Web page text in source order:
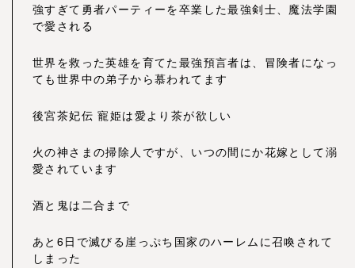
強すぎて勇者パーティーを卒業した最強剣士、魔法学園
で愛される
世界を救った英雄を育てた最強預言者は、冒険者になっ
ても世界中の弟子から慕われてます
後宮茶妃伝 寵姫は愛より茶が欲しい
火の神さまの掃除人ですが、いつの間にか花嫁として溺
愛されています
酒と鬼は二合まで
あと6日で滅びる崖っぷち国家のハーレムに召喚されて
しまった